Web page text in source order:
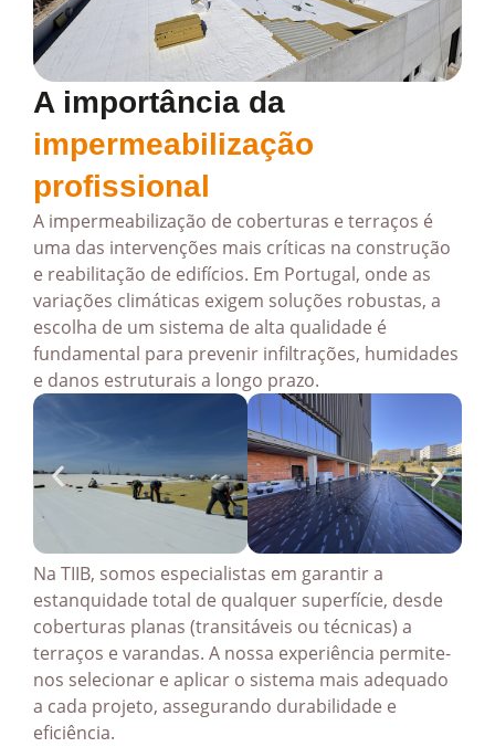
A importância da
impermeabilização
profissional
A impermeabilização de coberturas e terraços é
uma das intervenções mais críticas na construção
e reabilitação de edifícios. Em Portugal, onde as
variações climáticas exigem soluções robustas, a
escolha de um sistema de alta qualidade é
fundamental para prevenir infiltrações, humidades
e danos estruturais a longo prazo.
Na TIIB, somos especialistas em garantir a
estanquidade total de qualquer superfície, desde
coberturas planas (transitáveis ou técnicas) a
terraços e varandas. A nossa experiência permite-
nos selecionar e aplicar o sistema mais adequado
a cada projeto, assegurando durabilidade e
eficiência.